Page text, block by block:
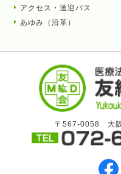
アクセス・送迎バス
あゆみ（沿革）
〒567-0058 大阪